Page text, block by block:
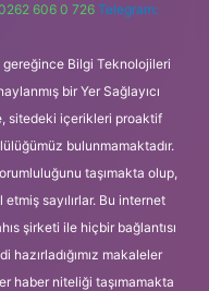
606 0 726 Telegram:
gereğince Bilgi Teknolojileri
bir Yer Sağlayıcı
sitedeki içerikleri proaktif
bulunmamaktadır.
taşımakta olup,
sayılırlar. Bu internet
şirketi ile hiçbir bağlantısı
hazırladığımız makaleler
haber niteliği taşımamakta